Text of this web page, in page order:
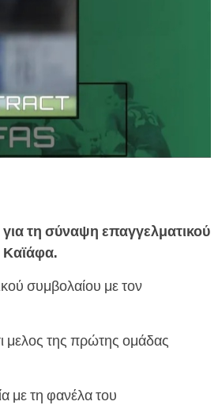
τη σύναψη επαγγελματικού
Καϊάφα.
συμβολαίου με τον
μελος της πρώτης ομάδας
με τη φανέλα του